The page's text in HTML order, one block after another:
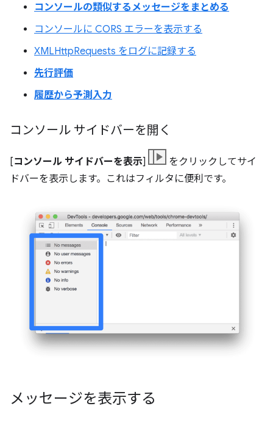
コンソールの類似するメッセージをまとめる
コンソールに CORS エラーを表示する
XMLHttpRequests をログに記録する
先行評価
履歴から予測入力
コンソール サイドバーを開く
[コンソール サイドバーを表示]
をクリックしてサイ
ドバーを表示します。これはフィルタに便利です。
メッセージを表示する